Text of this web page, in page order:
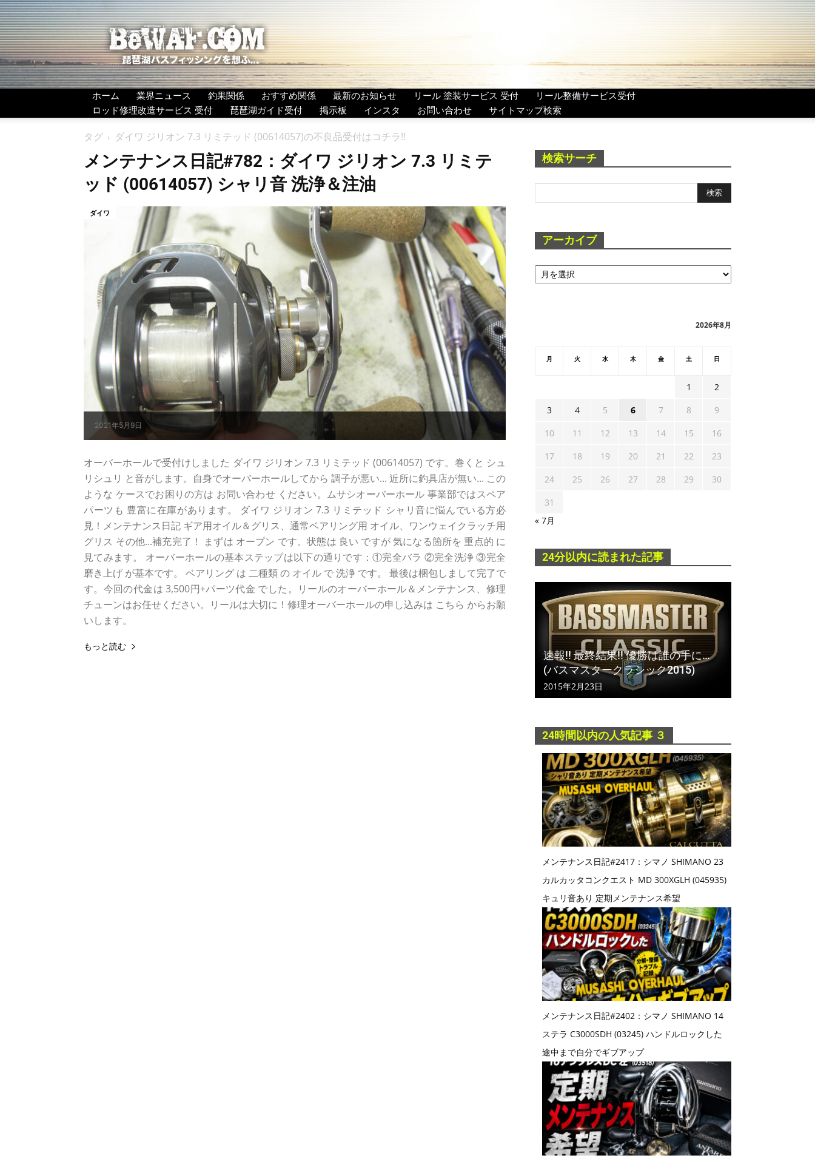
BeWAF
(ビ
ワ
エ
フ）
ホーム 業界ニュース 釣果関係 おすすめ関係 最新のお知らせ リール 塗装サービス 受付
リール整備サービス受付
ロッド修理改造サービス 受付
琵琶湖ガイド受付 掲示板 インスタ お問い合わせ サイトマップ検索
タグ ダイワ ジリオン 7.3 リミテッド (00614057)の不良品受付はコチラ!!
メンテナンス日記#782：ダイワ ジリオン 7.3 リミテ
ッド (00614057) シャリ音 洗浄＆注油
2021年5月9日
ダイワ
オーバーホールで受付けしました ダイワ ジリオン 7.3 リミテッド (00614057) です。巻くと シュ
リシュリ と音がします。自身でオーバーホールしてから 調子が悪い... 近所に釣具店が無い... この
ような ケースでお困りの方は お問い合わせ ください。ムサシオーバーホール 事業部ではスペア
パーツも 豊富に在庫があります。 ダイワ ジリオン 7.3 リミテッド シャリ音に悩んでいる方必
見！メンテナンス日記 ギア用オイル＆グリス、通常ベアリング用 オイル、ワンウェイクラッチ用
グリス その他...補充完了！ まずは オープン です。状態は 良い ですが 気になる箇所を 重点的 に
見てみます。 オーバーホールの基本ステップは以下の通りです：①完全バラ ②完全洗浄 ③完全
磨き上げ が基本です。 ベアリング は 二種類 の オイル で 洗浄 です。 最後は梱包しまして完了で
す。今回の代金は 3,500円+パーツ代金 でした。リールのオーバーホール＆メンテナンス、修理
チューンはお任せください。リールは大切に！修理オーバーホールの申し込みは こちら からお願
いします。
もっと読む
検索サーチ
アーカイブ
ア
ー
2026年8月
月 火 水 木 金 土 日
1
2
3
4 5 6 7 8
9
10
11 12 13 14 15
16
17
18 19 20 21 22
23
24
25 26 27 28 29
30
31
« 7月
24分以内に読まれた記事
速報!! 最終結果!! 優勝は誰の手に…
(バスマスタークラシック2015)
2015年2月23日
24時間以内の人気記事 ３
メンテナンス日記#2417：シマノ SHIMANO 23
カルカッタコンクエスト MD 300XGLH (045935)
キュリ音あり 定期メンテナンス希望
メンテナンス日記#2402：シマノ SHIMANO 14
ステラ C3000SDH (03245) ハンドルロックした
途中まで自分でギブアップ